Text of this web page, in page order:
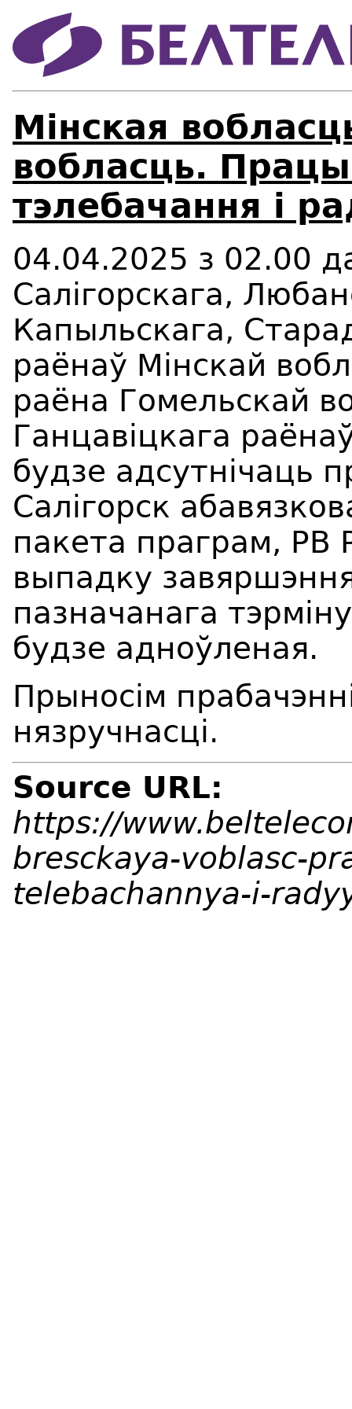
Мінская
вобласць. Працы
тэлебачання і
04.04.2025 з 02.00
Салігорскага,
Капыльскага,
раёнаў Мінскай
раёна Гомельскай
Ганцавіцкага
будзе адсутнічаць
Салігорск
пакета праграм, РВ
выпадку
пазначанага
будзе адноўленая.
Прыносім
нязручнасці.
Source URL:
https://
bresckaya-voblasc-
telebachannya-i-